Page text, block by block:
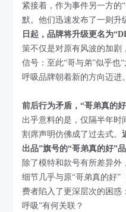
紧接着，作为事件另一方的
默。他们迅速发布了一则升
日起，品牌将升级更名为
策不仅是对原有风波的加剧
信号：至此“哥与弟”似乎也
呼吸品牌朝着新的方向迈进。
前后行为矛盾，“哥弟真的
出乎意料的是，仅隔半年时
割席声明仿佛成了过去式。
出品”旗号的“哥弟真的好”
除了模特和款号有所差异外
细节几乎与原“哥弟真的好”
费者陷入了更深层次的困惑
呼吸”有何关联？